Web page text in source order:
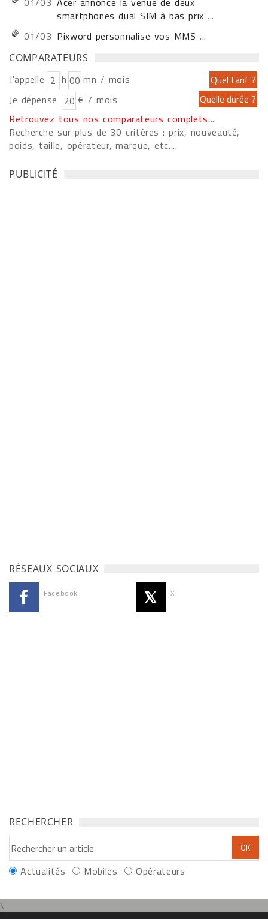
smartphones dual SIM à bas prix ...
01/03 Pixword personnalise vos MMS ...
COMPARATEURS
J'appelle h
mn / mois
Je dépense
€ / mois
Retrouvez tous nos comparateurs complets...
Recherche sur plus de 30 critères : prix, nouveauté,
poids, taille, opérateur, marque, etc....
PUBLICITÉ
RÉSEAUX SOCIAUX
Facebook X
RECHERCHER
Actualités Mobiles Opérateurs
\